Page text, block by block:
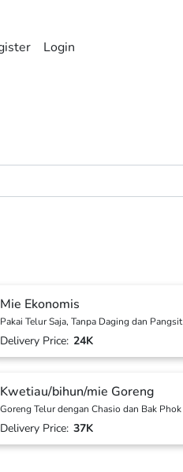
Login
Mie Ekonomis
Pakai Telur Saja, Tanpa Daging dan Pangsit
Delivery Price: 24K
Kwetiau/bihun/mie Goreng
Goreng Telur dengan Chasio dan Bak Phok
Delivery Price: 37K